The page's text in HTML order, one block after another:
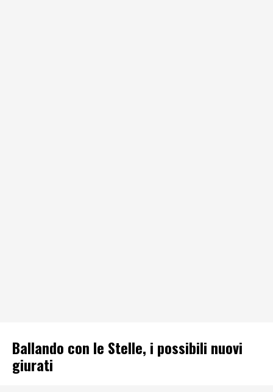
Ballando con le Stelle, i possibili nuovi
giurati